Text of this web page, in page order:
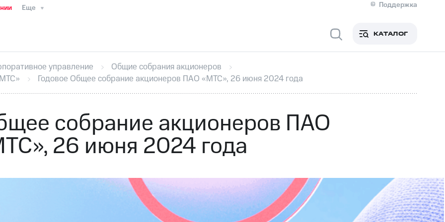
Еще
Поддержка
Медиа-центр
ИнтервьюФинансовая отчетностьКонтактыНовости в регионе
секретарьРаскрытие информацииИнформация акционерам
кабинет акционераАкционерный капиталКонтроль и аудитРынок акций
выкупа акцийДивидендыРынок облигаций Описание
Устойчивое развитие
Комплаенс и деловая этика
КАТАЛОГ
управление
Общие собрания акционеров
Годовое Общее собрание акционеров ПАО «МТС», 26 июня 2024 года
собрание акционеров ПАО
26 июня 2024 года